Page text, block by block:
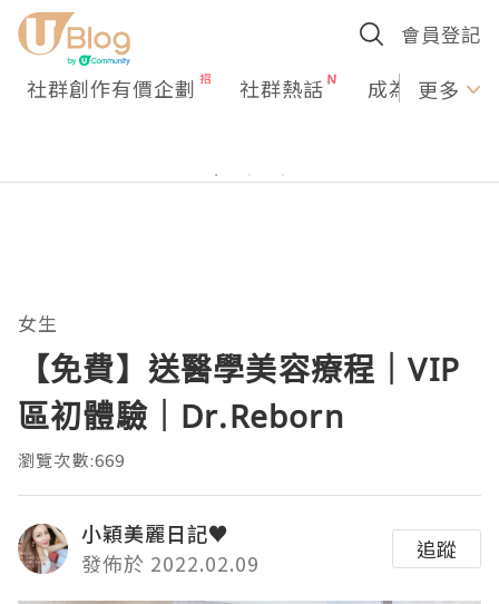
會員登記
社群創作有價企劃 社群熱話 成為U更多
女生
【免費】送醫學美容療程｜VIP
區初體驗｜Dr.Reborn
瀏覽次數:669
小穎美麗日記♥
發佈於 2022.02.09
追蹤